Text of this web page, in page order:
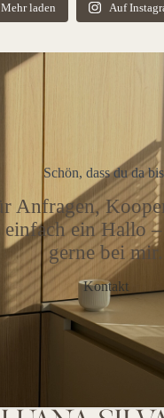
Mehr laden Auf
Schön, dass du da
Anfragen,
einfach ein Hallo
gerne bei mir.
Kontakt